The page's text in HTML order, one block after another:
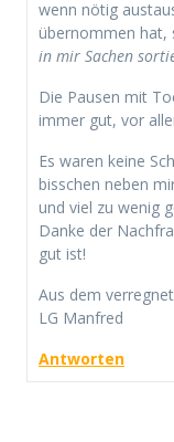
wenn nötig
übernommen hat,
in mir Sachen
Die Pausen mit
immer gut, vor
Es waren keine
bisschen neben
und viel zu wenig
Danke der
gut ist!
Aus dem
LG Manfred
Antworten